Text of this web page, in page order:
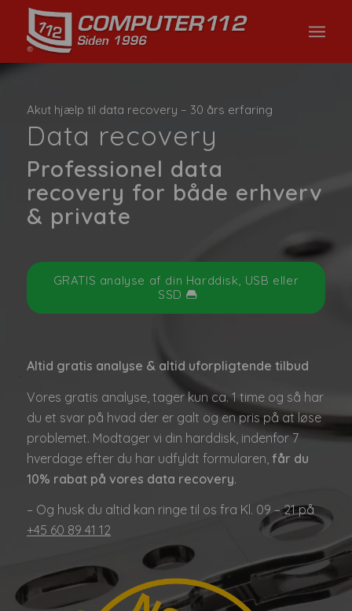
Akut hjælp til data recovery – 30 års erfaring
Data recovery
Professionel data
recovery for både erhverv
& private
GRATIS analyse af din Harddisk, USB eller
SSD
Altid gratis analyse & altid uforpligtende tilbud
Vores gratis analyse, tager kun ca. 1 time og så har
du et svar på hvad der er galt og en pris på at løse
problemet. Modtager vi din harddisk, indenfor 7
hverdage efter du har udfyldt formularen, får du
10% rabat på vores data recovery.
– Og husk du altid kan ringe til os fra Kl. 09 – 21 på
+45 60 89 41 12